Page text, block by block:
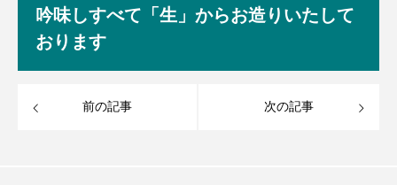
吟味しすべて「生」からお造りいたして
おります
前の記事 次の記事